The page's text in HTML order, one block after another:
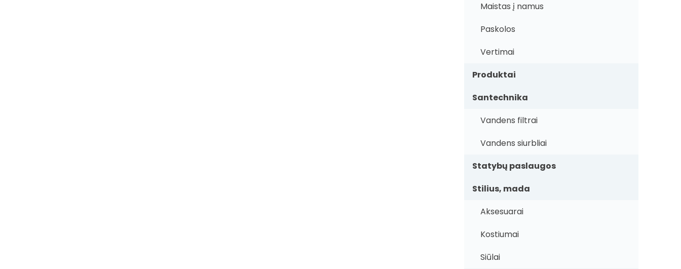
Maistas į namus
Paskolos
Vertimai
Produktai
Santechnika
Vandens filtrai
Vandens siurbliai
Statybų paslaugos
Stilius, mada
Aksesuarai
Kostiumai
Siūlai